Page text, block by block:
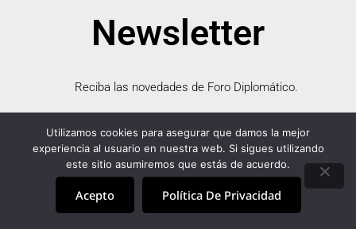
Newsletter
Reciba las novedades de Foro Diplomático.
Utilizamos cookies para asegurar que damos la mejor
experiencia al usuario en nuestra web. Si sigues utilizando
este sitio asumiremos que estás de acuerdo.
Acepto Política De Privacidad